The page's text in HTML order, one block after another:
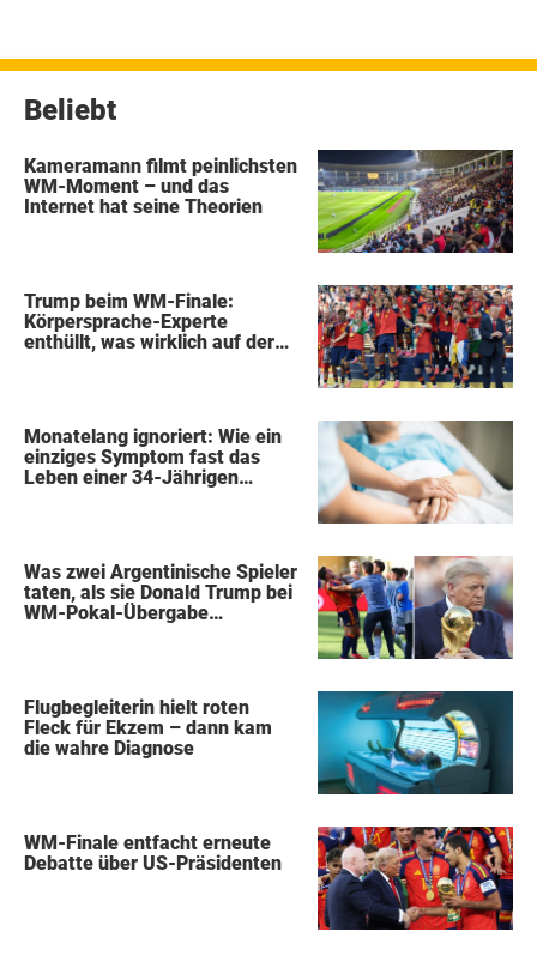
Beliebt
Kameramann filmt peinlichsten
WM-Moment – und das
Internet hat seine Theorien
Trump beim WM-Finale:
Körpersprache-Experte
enthüllt, was wirklich auf der
Monatelang ignoriert: Wie ein
einziges Symptom fast das
Leben einer 34-Jährigen
Was zwei Argentinische Spieler
taten, als sie Donald Trump bei
WM-Pokal-Übergabe
Flugbegleiterin hielt roten
Fleck für Ekzem – dann kam
die wahre Diagnose
WM-Finale entfacht erneute
Debatte über US-Präsidenten